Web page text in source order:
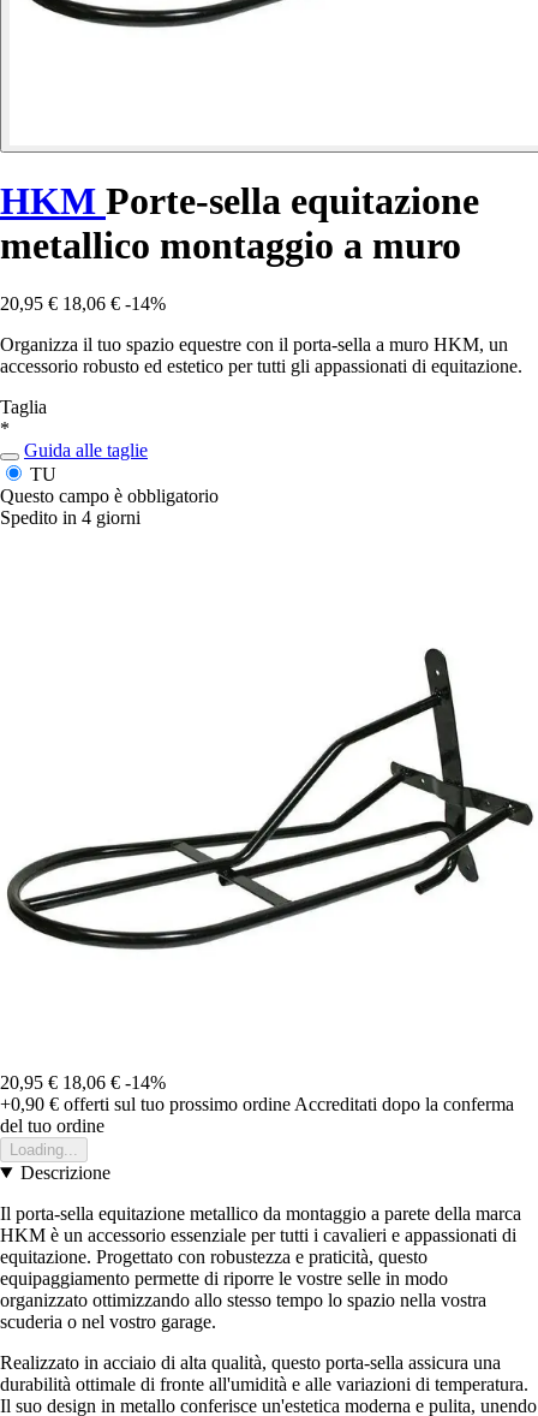
HKM Porte-sella equitazione
metallico montaggio a muro
20,95 € 18,06 € -14%
Organizza il tuo spazio equestre con il porta-sella a muro HKM, un
accessorio robusto ed estetico per tutti gli appassionati di equitazione.
Taglia
*
Guida alle taglie
TU
Questo campo è obbligatorio
Spedito in 4 giorni
20,95 € 18,06 € -14%
+0,90 € offerti sul tuo prossimo ordine Accreditati dopo la conferma
del tuo ordine
Loading...
Descrizione
Il porta-sella equitazione metallico da montaggio a parete della marca
HKM è un accessorio essenziale per tutti i cavalieri e appassionati di
equitazione. Progettato con robustezza e praticità, questo
equipaggiamento permette di riporre le vostre selle in modo
organizzato ottimizzando allo stesso tempo lo spazio nella vostra
scuderia o nel vostro garage.
Realizzato in acciaio di alta qualità, questo porta-sella assicura una
durabilità ottimale di fronte all'umidità e alle variazioni di temperatura.
Il suo design in metallo conferisce un'estetica moderna e pulita, unendo